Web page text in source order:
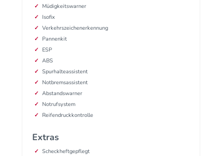
Müdigkeitswarner
Isofix
Verkehrszeichenerkennung
Pannenkit
ESP
ABS
Spurhalteassistent
Notbremsassistent
Abstandswarner
Notrufsystem
Reifendruckkontrolle
Extras
Scheckheftgepflegt